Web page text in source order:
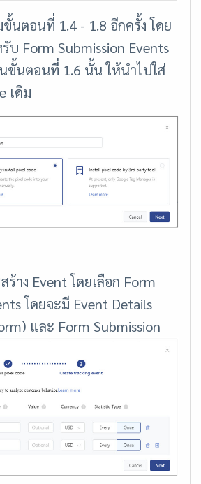
ตอนที่ 1.4 - 1.8 อีกครั้ง โดย
บ Form Submission Events
ขั้นตอนที่ 1.6 นั้น ให้นำไปใส่
เดิม
ง Event โดยเลือก Form
โดยจะมี Event Details
และ Form Submission